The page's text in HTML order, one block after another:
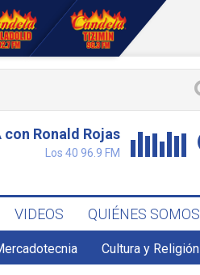
con Ronald Rojas
Los 40 96.9 FM
VIDEOS QUIÉNES SOMOS
Cultura y Religión